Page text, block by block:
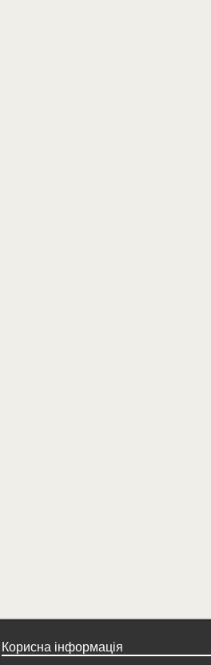
Корисна інформація